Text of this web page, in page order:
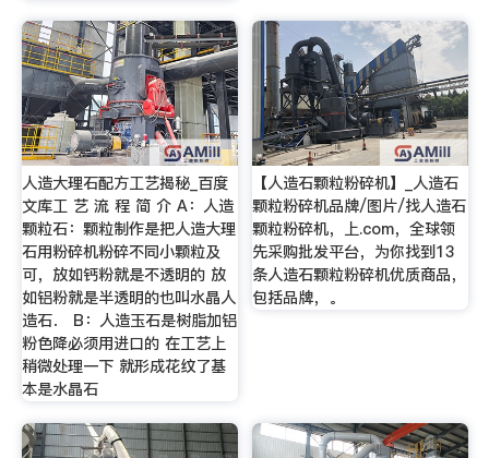
人造大理石配方工艺揭秘_百度
文库工 艺 流 程 简 介 A：人造
颗粒石：颗粒制作是把人造大理
石用粉碎机粉碎不同小颗粒及
可，放如钙粉就是不透明的 放
如铝粉就是半透明的也叫水晶人
造石． B：人造玉石是树脂加铝
粉色降必须用进口的 在工艺上
稍微处理一下 就形成花纹了基
本是水晶石
【人造石颗粒粉碎机】_人造石
颗粒粉碎机品牌/图片/找人造石
颗粒粉碎机，上.com，全球领
先采购批发平台，为你找到13
条人造石颗粒粉碎机优质商品，
包括品牌，。